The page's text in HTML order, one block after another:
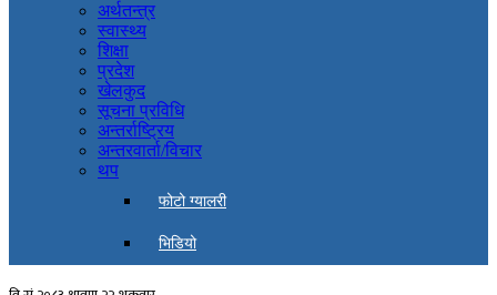
अर्थतन्त्र
स्वास्थ्य
शिक्षा
प्रदेश
खेलकुद
सूचना प्रविधि
अन्तर्राष्ट्रिय
अन्तरवार्ता/विचार
थप
फोटो ग्यालरी
भिडियो